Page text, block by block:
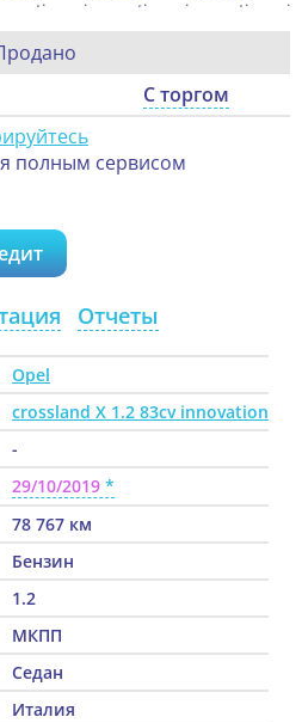
С торгом
полным сервисом
Отчеты
Opel
crossland X 1.2 83cv innovation
-
29/10/2019
78 767 км
Бензин
1.2
МКПП
Седан
Италия